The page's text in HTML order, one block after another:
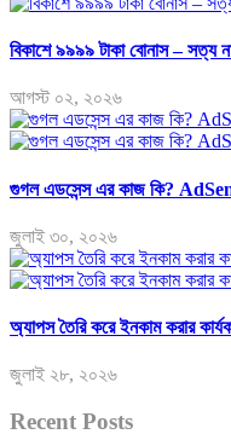
বিকাশে ৯৯৯৯ টাকা বোনাস – সত্য
আগস্ট ০২, ২০২৬
গুগল এডসেন্স এর কাজ কি?
জুলাই ৩০, ২০২৬
অ্যাপস তৈরি করে ইনকাম করার
জুলাই ২৮, ২০২৬
Recent Posts